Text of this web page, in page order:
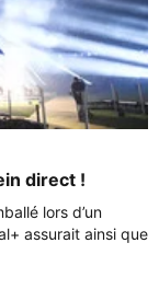
direct !
lors d’un
assurait ainsi que